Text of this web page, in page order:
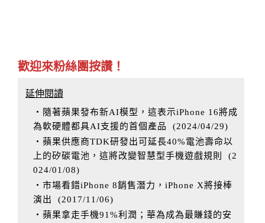
歡迎來粉絲團按讚！
延伸閱讀
‧隨著蘋果發布新AI模型，這表示iPhone 16將成
為軟硬體都具AI支援的首個產品
(2024/04/29)
‧蘋果供應商TDK研發出可延長40%電池壽命以
上的矽碳電池，這將改變智慧型手機遊戲規則
(2
024/01/08)
‧市場看錯iPhone 8銷售潛力，iPhone X將接棒
演出
(2017/11/06)
‧蘋果拿走手機91%利潤；華為成為最賺錢的安